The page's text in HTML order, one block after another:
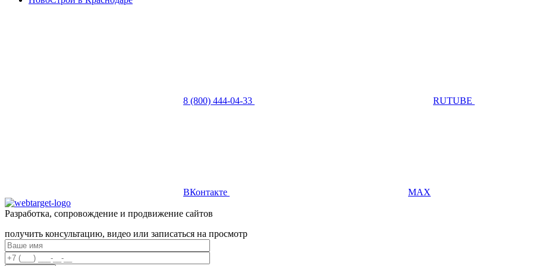
8 (800) 444-04-33 RUTUBE
ВКонтакте MAX
Разработка, сопровождение и продвижение сайтов
получить консультацию, видео или записаться на просмотр